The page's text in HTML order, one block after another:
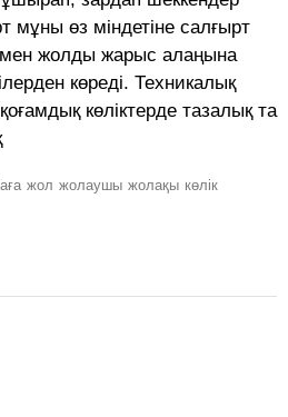
мұны өз міндетіне салғырт
мен жолды жарыс алаңына
көреді. Техникалық
көліктерде тазалық та
жол жолаушы жолақы көлік